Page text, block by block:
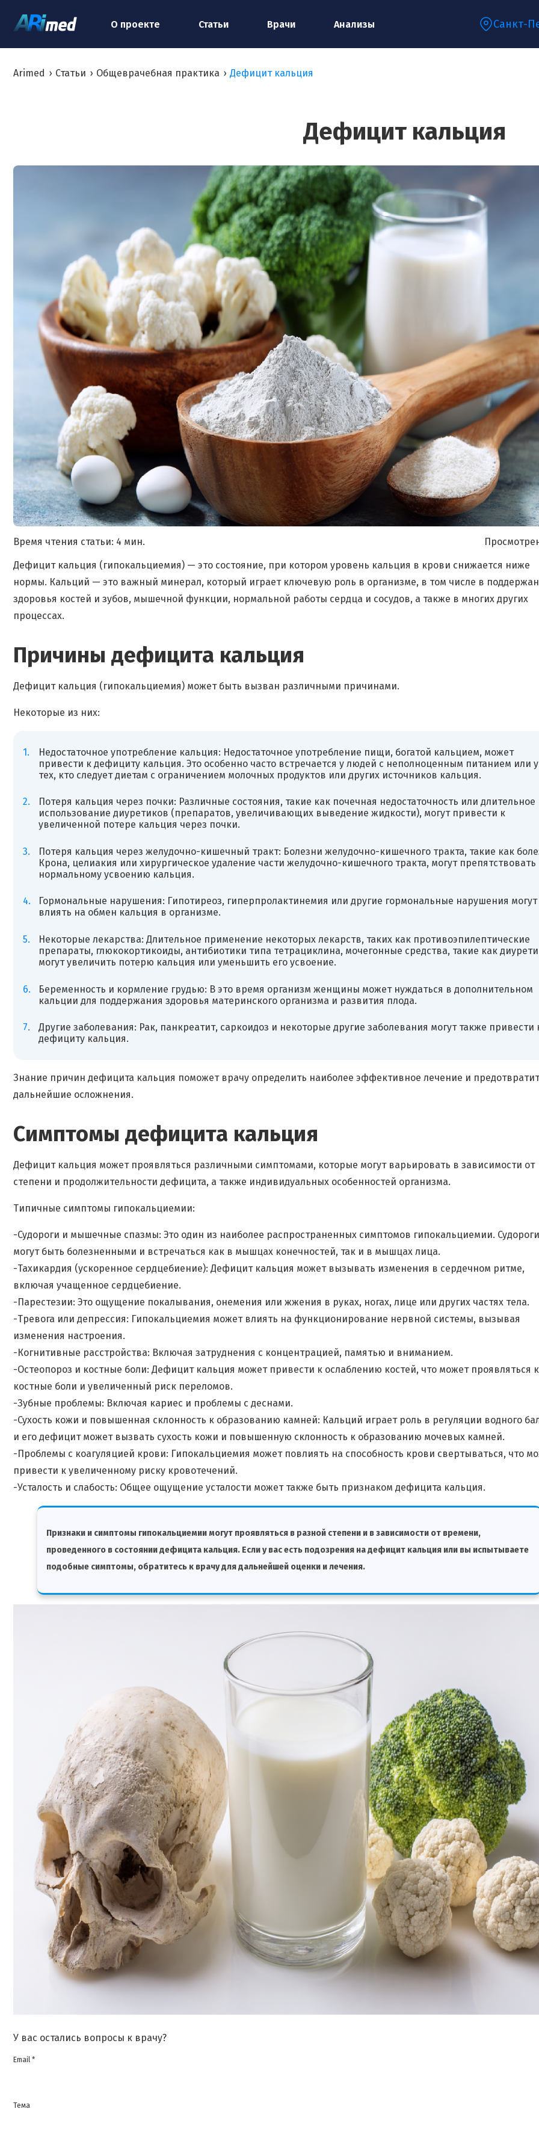
О проекте Статьи Врачи Анализы Санкт-
Arimed › Статьи › Общеврачебная практика › Дефицит кальция
Дефицит кальция
Время чтения статьи: 4 мин.
Дефицит кальция (гипокальциемия) — это состояние, при котором уровень кальция в крови снижается ниже
нормы. Кальций — это важный минерал, который играет ключевую роль в организме, в том числе в
здоровья костей и зубов, мышечной функции, нормальной работы сердца и сосудов, а также в многих других
процессах.
Причины дефицита кальция
Дефицит кальция (гипокальциемия) может быть вызван различными причинами.
Некоторые из них:
Недостаточное употребление кальция: Недостаточное употребление пищи, богатой кальцием, может
привести к дефициту кальция. Это особенно часто встречается у людей с неполноценным питанием или у
тех, кто следует диетам с ограничением молочных продуктов или других источников кальция.
Потеря кальция через почки: Различные состояния, такие как почечная недостаточность или длительное
использование диуретиков (препаратов, увеличивающих выведение жидкости), могут привести к
увеличенной потере кальция через почки.
Потеря кальция через желудочно-кишечный тракт: Болезни желудочно-кишечного тракта, такие как
Крона, целиакия или хирургическое удаление части желудочно-кишечного тракта, могут препятствовать
нормальному усвоению кальция.
Гормональные нарушения: Гипотиреоз, гиперпролактинемия или другие гормональные нарушения могут
влиять на обмен кальция в организме.
Некоторые лекарства: Длительное применение некоторых лекарств, таких как противоэпилептические
препараты, глюкокортикоиды, антибиотики типа тетрациклина, мочегонные средства, такие как
могут увеличить потерю кальция или уменьшить его усвоение.
Беременность и кормление грудью: В это время организм женщины может нуждаться в дополнительном
кальции для поддержания здоровья материнского организма и развития плода.
Другие заболевания: Рак, панкреатит, саркоидоз и некоторые другие заболевания могут также привести
дефициту кальция.
Знание причин дефицита кальция поможет врачу определить наиболее эффективное лечение и
дальнейшие осложнения.
Симптомы дефицита кальция
Дефицит кальция может проявляться различными симптомами, которые могут варьировать в зависимости от
степени и продолжительности дефицита, а также индивидуальных особенностей организма.
Типичные симптомы гипокальциемии:
-Судороги и мышечные спазмы: Это один из наиболее распространенных симптомов гипокальциемии. Судороги
могут быть болезненными и встречаться как в мышцах конечностей, так и в мышцах лица.
-Тахикардия (ускоренное сердцебиение): Дефицит кальция может вызывать изменения в сердечном ритме,
включая учащенное сердцебиение.
-Парестезии: Это ощущение покалывания, онемения или жжения в руках, ногах, лице или других частях тела.
-Тревога или депрессия: Гипокальциемия может влиять на функционирование нервной системы, вызывая
изменения настроения.
-Когнитивные расстройства: Включая затруднения с концентрацией, памятью и вниманием.
-Остеопороз и костные боли: Дефицит кальция может привести к ослаблению костей, что может проявляться
костные боли и увеличенный риск переломов.
-Зубные проблемы: Включая кариес и проблемы с деснами.
-Сухость кожи и повышенная склонность к образованию камней: Кальций играет роль в регуляции водного
и его дефицит может вызвать сухость кожи и повышенную склонность к образованию мочевых камней.
-Проблемы с коагуляцией крови: Гипокальциемия может повлиять на способность крови свертываться, что
привести к увеличенному риску кровотечений.
-Усталость и слабость: Общее ощущение усталости может также быть признаком дефицита кальция.
Признаки и симптомы гипокальциемии могут проявляться в разной степени и в зависимости от времени,
проведенного в состоянии дефицита кальция. Если у вас есть подозрения на дефицит кальция или вы испытываете
подобные симптомы, обратитесь к врачу для дальнейшей оценки и лечения.
У вас остались вопросы к врачу?
Email *
Тема
Ваш телефон:*
Ваш e-mail:*
Я согласен на